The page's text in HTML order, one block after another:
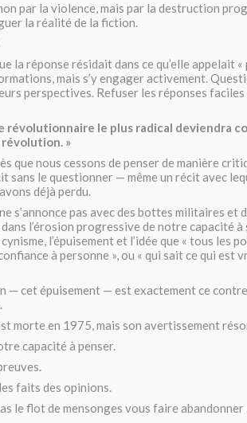
par la violence, mais par la destruction
la réalité de la fiction.
la réponse résidait dans ce qu’elle appelait «
mais s’y engager activement.
perspectives. Refuser les réponses
révolutionnaire le plus radical deviendra
»
que nous cessons de penser de manière
sans le questionner — même un récit avec
déjà perdu.
s’annonce pas avec des bottes militaires et
l’érosion progressive de notre capacité
l’épuisement et l’idée que « tous les
à personne », ou « qui sait ce qui est
— cet épuisement — est exactement ce
morte en 1975, mais son avertissement
capacité à penser.
faits des opinions.
le flot de mensonges vous faire